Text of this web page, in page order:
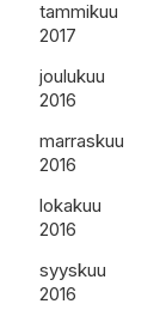
tammikuu
2017
joulukuu
2016
marraskuu
2016
lokakuu
2016
syyskuu
2016